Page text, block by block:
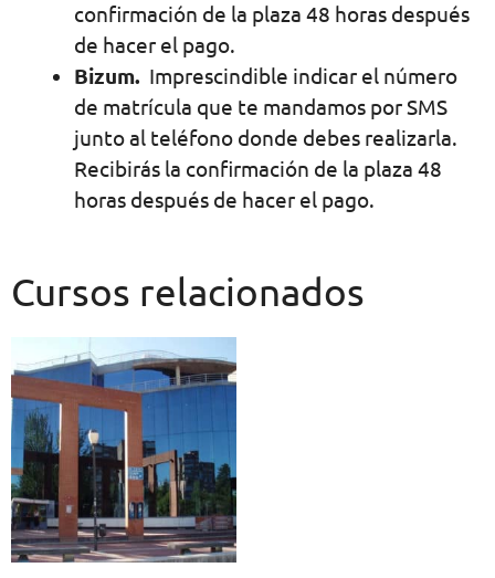
confirmación de la plaza 48 horas después
de hacer el pago.
Bizum. Imprescindible indicar el número
de matrícula que te mandamos por SMS
junto al teléfono donde debes realizarla.
Recibirás la confirmación de la plaza 48
horas después de hacer el pago.
Cursos relacionados